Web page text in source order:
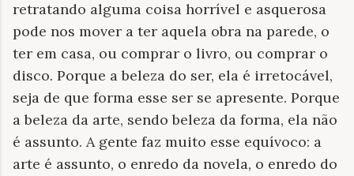
retratando alguma coisa horrível e asquerosa
pode nos mover a ter aquela obra na parede, o
ter em casa, ou comprar o livro, ou comprar o
disco. Porque a beleza do ser, ela é irretocável,
seja de que forma esse ser se apresente. Porque
a beleza da arte, sendo beleza da forma, ela não
é assunto. A gente faz muito esse equívoco: a
arte é assunto, o enredo da novela, o enredo do